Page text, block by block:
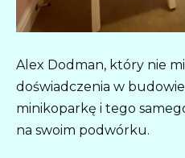
Alex Dodman, który nie
doświadczenia w budowie
minikoparkę i tego
na swoim podwórku.